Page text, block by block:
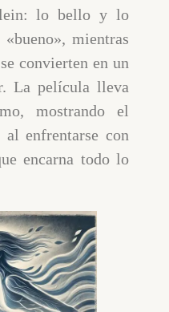
lo bello y lo
mientras
convierten en un
La película lleva
mostrando el
enfrentarse con
encarna todo lo